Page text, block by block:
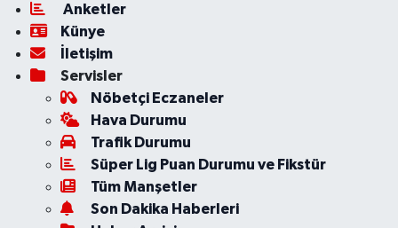
Anketler
Künye
İletişim
Servisler
Nöbetçi Eczaneler
Hava Durumu
Trafik Durumu
Süper Lig Puan Durumu ve Fikstür
Tüm Manşetler
Son Dakika Haberleri